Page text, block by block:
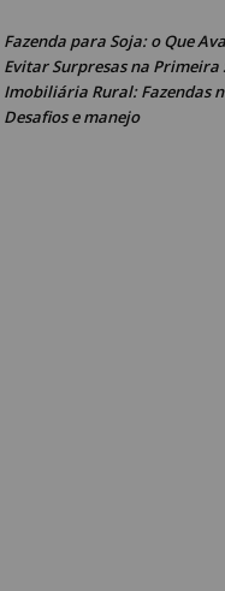
Fazenda para Soja: o Que
Evitar Surpresas na Primeira
Imobiliária Rural: Fazendas
Desafios e manejo